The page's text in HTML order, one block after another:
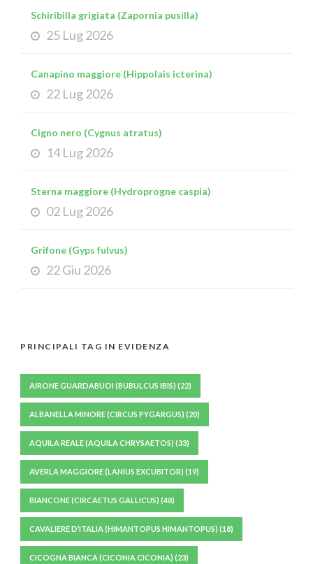
Schiribilla grigiata (Zapornia pusilla)
25 Lug 2026
Canapino maggiore (Hippolais icterina)
22 Lug 2026
Cigno nero (Cygnus atratus)
14 Lug 2026
Sterna maggiore (Hydroprogne caspia)
02 Lug 2026
Grifone (Gyps fulvus)
22 Giu 2026
PRINCIPALI TAG IN EVIDENZA
AIRONE GUARDABUOI (BUBULCUS IBIS) (22)
ALBANELLA MINORE (CIRCUS PYGARGUS) (20)
AQUILA REALE (AQUILA CHRYSAETOS) (33)
AVERLA MAGGIORE (LANIUS EXCUBITOR) (19)
BIANCONE (CIRCAETUS GALLICUS) (48)
CAVALIERE D’ITALIA (HIMANTOPUS HIMANTOPUS) (18)
CICOGNA BIANCA (CICONIA CICONIA) (23)